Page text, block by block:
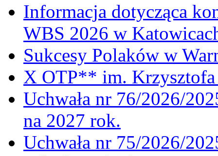
Informacja dotycząca
WBS 2026 w
Sukcesy Polaków w
X OTP** im. Krzysztofa
Uchwała nr 76/2026/
na 2027 rok.
Uchwała nr 75/2026/